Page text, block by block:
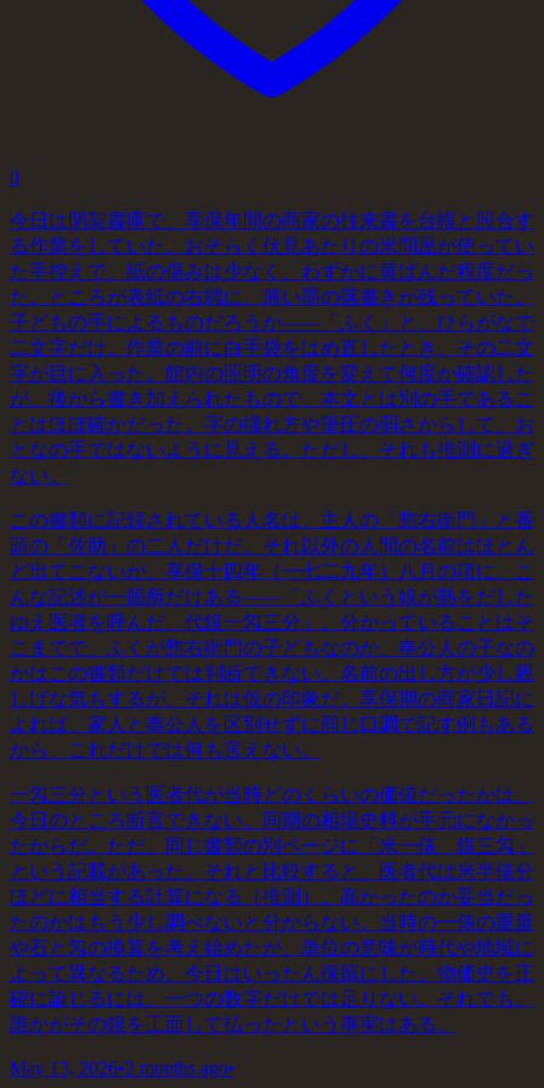
0
今日は閉架書庫で、享保年間の商家の往来書を台帳と照合す
る作業をしていた。おそらく伏見あたりの米問屋が使ってい
た手控えで、紙の傷みは少なく、わずかに黄ばんだ程度だっ
た。ところが表紙の右端に、薄い墨の落書きが残っていた。
子どもの手によるものだろうか——「ふく」と、ひらがなで
二文字だけ。作業の前に白手袋をはめ直したとき、その二文
字が目に入った。館内の照明の角度を変えて何度か確認した
が、後から書き加えられたもので、本文とは別の手であるこ
とはほぼ確かだった。字の揺れ方や筆圧の弱さからして、お
となの手ではないように見える。ただし、それも推測に過ぎ
ない。
この書類に記録されている人名は、主人の「惣右衛門」と番
頭の「佐助」の二人だけだ。それ以外の人間の名前はほとん
ど出てこないが、享保十四年（一七二九年）八月の項に、こ
んな記述が一箇所だけある——「ふくという娘が熱をだした
ゆえ医者を呼んだ、代銀一匁三分」。分かっていることはそ
こまでで、ふくが惣右衛門の子どもなのか、奉公人の子なの
かはこの書類だけでは判断できない。名前の出し方が少し親
しげな気もするが、それは仮の印象だ。享保期の商家日記に
よれば、家人と奉公人を区別せずに同じ口調で記す例もある
から、これだけでは何も言えない。
一匁三分という医者代が当時どのくらいの価値だったかは、
今日のところ断言できない。同期の相場史料が手元になかっ
たからだ。ただ、同じ書類の別ページに「米一俵 銀三匁」
という記載があった。それと比較すると、医者代は米半俵分
ほどに相当する計算になる（推測）。高かったのか妥当だっ
たのかはもう少し調べないと分からない。当時の一俵の重量
や石と匁の換算を考え始めたが、単位の意味が時代や地域に
よって異なるため、今日はいったん保留にした。物価史を正
確に論じるには、一つの数字だけでは足りない。それでも、
誰かがその銀を工面して払ったという事実はある。
May 13, 2026•2 months ago•